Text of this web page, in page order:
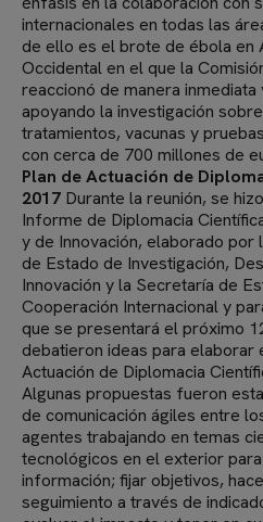
internacionales en todas las
de ello es el brote de ébola en
Occidental en el que la
reaccionó de manera inmediata
apoyando la investigación
tratamientos, vacunas y
con cerca de 700 millones de
Plan de Actuación de
2017 Durante la reunión, se
Informe de Diplomacia
y de Innovación, elaborado por
de Estado de Investigación,
Innovación y la Secretaría de
Cooperación Internacional y
que se presentará el próximo
debatieron ideas para elaborar
Actuación de Diplomacia
Algunas propuestas fueron
de comunicación ágiles entre
agentes trabajando en temas
tecnológicos en el exterior
información; fijar objetivos,
seguimiento a través de